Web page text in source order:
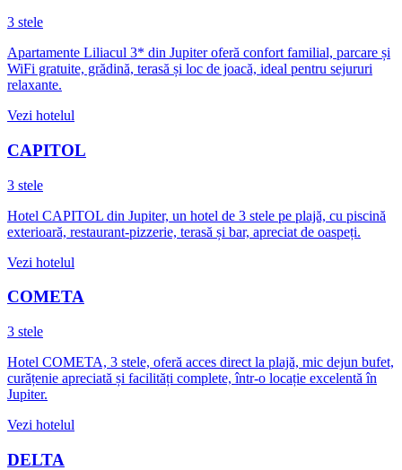
3 stele
Apartamente Liliacul 3* din Jupiter oferă confort familial, parcare și
WiFi gratuite, grădină, terasă și loc de joacă, ideal pentru sejururi
relaxante.
Vezi hotelul
CAPITOL
3 stele
Hotel CAPITOL din Jupiter, un hotel de 3 stele pe plajă, cu piscină
exterioară, restaurant-pizzerie, terasă și bar, apreciat de oaspeți.
Vezi hotelul
COMETA
3 stele
Hotel COMETA, 3 stele, oferă acces direct la plajă, mic dejun bufet,
curățenie apreciată și facilități complete, într-o locație excelentă în
Jupiter.
Vezi hotelul
DELTA